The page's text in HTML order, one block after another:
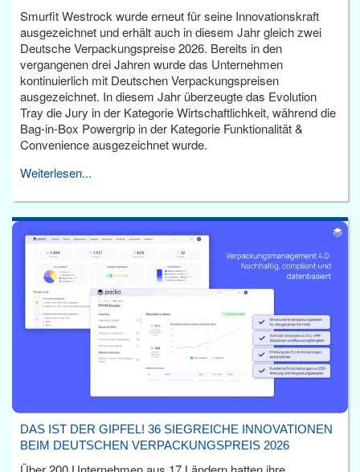
Smurfit Westrock wurde erneut für seine Innovationskraft
ausgezeichnet und erhält auch in diesem Jahr gleich zwei
Deutsche Verpackungspreise 2026. Bereits in den
vergangenen drei Jahren wurde das Unternehmen
kontinuierlich mit Deutschen Verpackungspreisen
ausgezeichnet. In diesem Jahr überzeugte das Evolution
Tray die Jury in der Kategorie Wirtschaftlichkeit, während die
Bag-in-Box Powergrip in der Kategorie Funktionalität &
Convenience ausgezeichnet wurde.
Weiterlesen...
DAS IST DER GIPFEL! 36 SIEGREICHE INNOVATIONEN
BEIM DEUTSCHEN VERPACKUNGSPREIS 2026